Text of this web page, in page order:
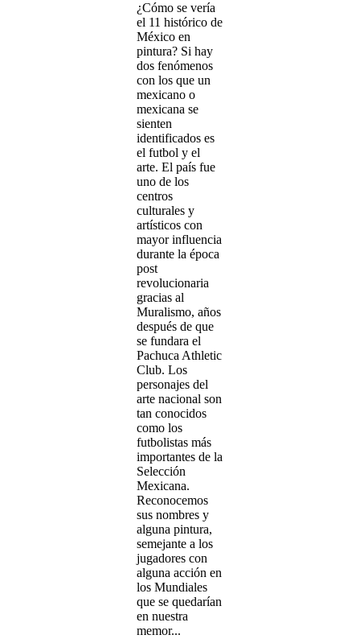
¿Cómo se vería
el 11 histórico de
México en
pintura? Si hay
dos fenómenos
con los que un
mexicano o
mexicana se
sienten
identificados es
el futbol y el
arte. El país fue
uno de los
centros
culturales y
artísticos con
mayor influencia
durante la época
post
revolucionaria
gracias al
Muralismo, años
después de que
se fundara el
Pachuca Athletic
Club. Los
personajes del
arte nacional son
tan conocidos
como los
futbolistas más
importantes de la
Selección
Mexicana.
Reconocemos
sus nombres y
alguna pintura,
semejante a los
jugadores con
alguna acción en
los Mundiales
que se quedarían
en nuestra
memor...